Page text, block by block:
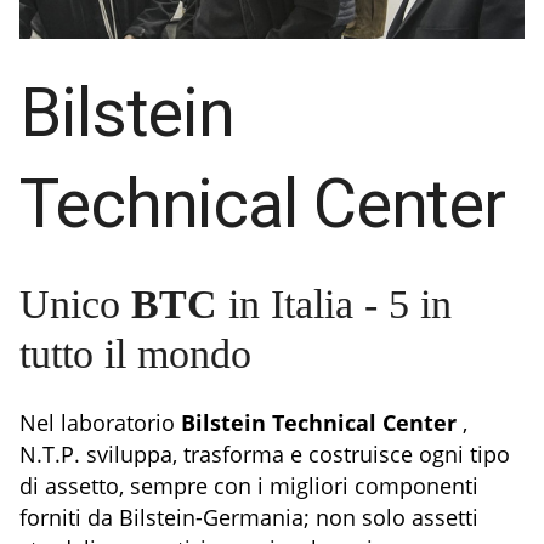
Bilstein
Technical Center
Unico BTC in Italia - 5 in
tutto il mondo
Nel laboratorio Bilstein Technical Center ,
N.T.P. sviluppa, trasforma e costruisce ogni tipo
di assetto, sempre con i migliori componenti
forniti da Bilstein-Germania; non solo assetti